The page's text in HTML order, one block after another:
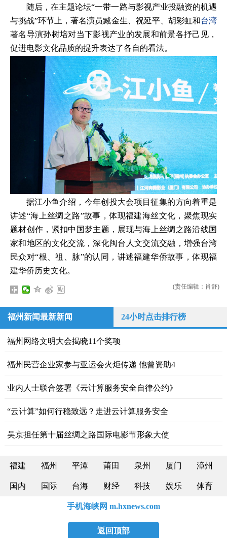
随后，在主题论坛“一带一路与影视产业投融资的机遇
与挑战”环节上，著名演员臧金生、祝延平、胡彩虹和台湾
著名导演孙树培对当下影视产业的发展和前景各抒己见，
促进电影文化品质的提升表达了各自的看法。
据江小鱼介绍，今年创投大会项目征集的方向着重是
讲述“海上丝绸之路”故事，体现福建海丝文化，聚焦现实
题材创作，紧扣中国梦主题，展现与海上丝绸之路沿线国
家和地区的文化交流，深化闽台人文交流交融，增强台湾
民众对“根、祖、脉”的认同，讲述福建华侨故事，体现福
建华侨历史文化。
(责任编辑：肖舒)
福州新闻最新新闻 24小时点击排行榜
福州网络文明大会揭晓11个奖项
福州民营企业家参与亚运会火炬传递 他曾资助4
业内人士联合签署《云计算服务安全自律公约》
“云计算”如何行稳致远？走进云计算服务安全
吴京担任第十届丝绸之路国际电影节形象大使
福建 福州 平潭 莆田 泉州 厦门 漳州
国内 国际 台海 财经 科技 娱乐 体育
手机海峡网 m.hxnews.com
返回顶部